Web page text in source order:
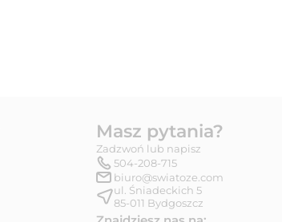
Masz pytania?
Zadzwoń lub napisz
504-208-715
biuro@swiatoze.com
ul. Śniadeckich 5
85-011 Bydgoszcz